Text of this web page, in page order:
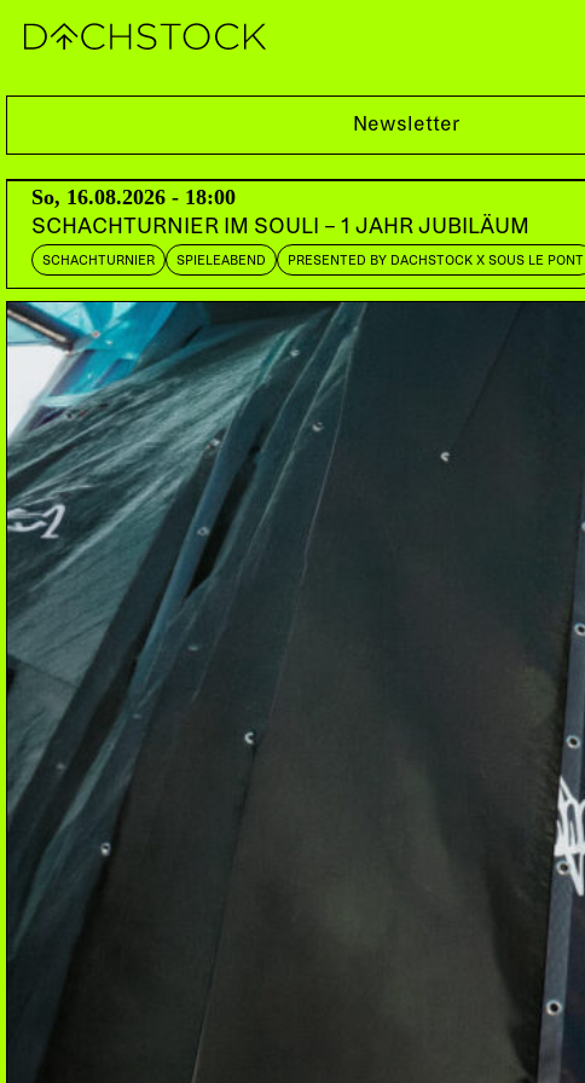
Newsletter
So, 16.08.2026 - 18:00
SCHACHTURNIER IM SOULI – 1 JAHR JUBILÄUM
SCHACHTURNIER SPIELEABEND PRESENTED BY DACHSTOCK X SOUS LE PONT